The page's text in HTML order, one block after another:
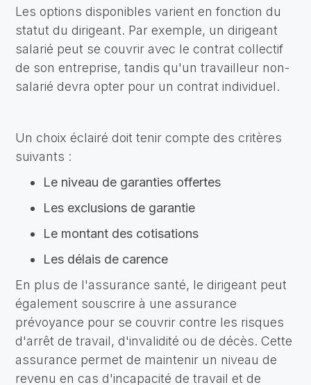
Les options disponibles varient en fonction du
statut du dirigeant. Par exemple, un dirigeant
salarié peut se couvrir avec le contrat collectif
de son entreprise, tandis qu'un travailleur non-
salarié devra opter pour un contrat individuel.
Un choix éclairé doit tenir compte des critères
suivants :
Le niveau de garanties offertes
Les exclusions de garantie
Le montant des cotisations
Les délais de carence
En plus de l'assurance santé, le dirigeant peut
également souscrire à une assurance
prévoyance pour se couvrir contre les risques
d'arrêt de travail, d'invalidité ou de décès. Cette
assurance permet de maintenir un niveau de
revenu en cas d'incapacité de travail et de